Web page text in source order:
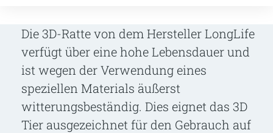
Die 3D-Ratte von dem Hersteller LongLife
verfügt über eine hohe Lebensdauer und
ist wegen der Verwendung eines
speziellen Materials äußerst
witterungsbeständig. Dies eignet das 3D
Tier ausgezeichnet für den Gebrauch auf